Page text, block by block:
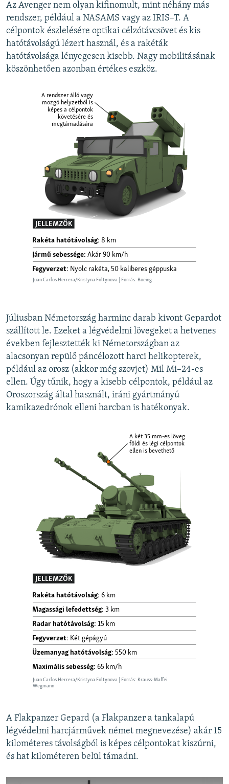
Az Avenger nem olyan kifinomult, mint néhány más
rendszer, például a NASAMS vagy az IRIS–T. A
célpontok észlelésére optikai célzótávcsövet és kis
hatótávolságú lézert használ, és a rakéták
hatótávolsága lényegesen kisebb. Nagy mobilitásának
köszönhetően azonban értékes eszköz.
Júliusban Németország harminc darab kivont Gepardot
szállított le. Ezeket a légvédelmi lövegeket a hetvenes
években fejlesztették ki Németországban az
alacsonyan repülő páncélozott harci helikopterek,
például az orosz (akkor még szovjet) Mil Mi–24-es
ellen. Úgy tűnik, hogy a kisebb célpontok, például az
Oroszország által használt, iráni gyártmányú
kamikazedrónok elleni harcban is hatékonyak.
A Flakpanzer Gepard (a Flakpanzer a tankalapú
légvédelmi harcjárművek német megnevezése) akár 15
kilométeres távolságból is képes célpontokat kiszúrni,
és hat kilométeren belül támadni.